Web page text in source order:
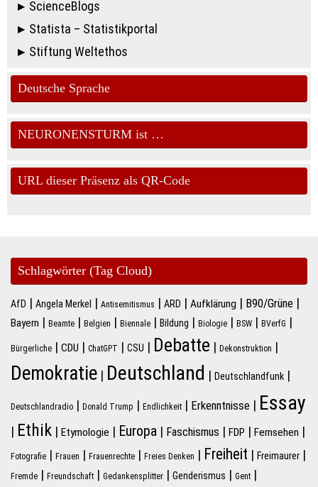
ScienceBlogs
Statista – Statistikportal
Stiftung Weltethos
Deutsche Sprache
NEURONENSTURM ist …
URL dieser Präsenz als QR-Code
Schlagwörter (Tag Cloud)
AfD | Angela Merkel | Antisemitismus | ARD | Aufklärung | B90/Grüne |
Bayern | Beamte | Belgien | Biennale | Bildung | Biologie | BSW | BVerfG |
Bürgerliche | CDU | ChatGPT | CSU | Debatte | Dekonstruktion |
Demokratie | Deutschland | Deutschlandfunk |
Deutschlandradio | Donald Trump | Endlichkeit | Erkenntnisse | Essay
| Ethik | Etymologie | Europa | Faschismus | FDP | Fernsehen |
Fotografie | Frauen | Frauenrechte | Freies Denken | Freiheit | Freimaurer |
Fremde | Freundschaft | Gedankensplitter | Genderismus | Gent |